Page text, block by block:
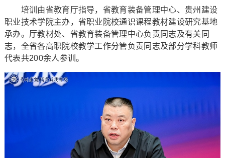
培训由省教育厅指导，省教育装备管理中心、贵州建设
职业技术学院主办，省职业院校通识课程教材建设研究基地
承办。厅教材处、省教育装备管理中心负责同志及有关同
志，全省各高职院校教学工作分管负责同志及部分学科教师
代表共200余人参训。